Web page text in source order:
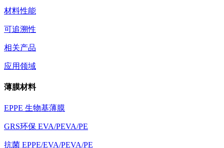
材料性能
可追溯性
相关产品
应用领域
薄膜材料
EPPE 生物基薄膜
GRS环保 EVA/PEVA/PE
抗菌 EPPE/EVA/PEVA/PE